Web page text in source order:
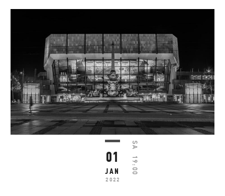
01
JAN
2022
SA
19:00